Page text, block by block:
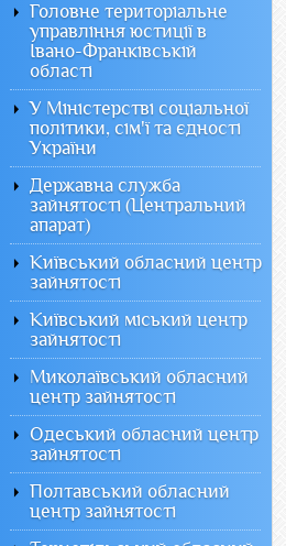
Головне територіальне
управління юстиції в
Івано-Франківській
області
У Міністерстві соціальної
політики, сім'ї та єдності
України
Державна служба
зайнятості (Центральний
апарат)
Київський обласний центр
зайнятості
Київський міський центр
зайнятості
Миколаївський обласний
центр зайнятості
Одеський обласний центр
зайнятості
Полтавський обласний
центр зайнятості